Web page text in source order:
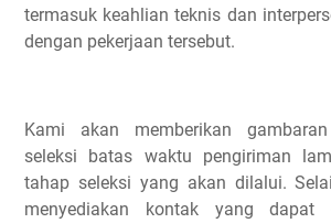
termasuk keahlian teknis dan
dengan pekerjaan tersebut.
Kami akan memberikan
seleksi batas waktu pengiriman
tahap seleksi yang akan dilalui.
menyediakan kontak yang dapat